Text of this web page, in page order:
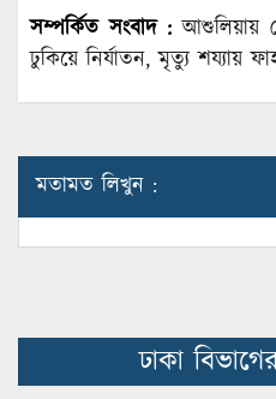
সম্পর্কিত সংবাদ :আশুলিয়ায়
ঢুকিয়ে নির্যাতন, মৃত্যু শয্যায়
মতামত লিখুন :
ঢাকা